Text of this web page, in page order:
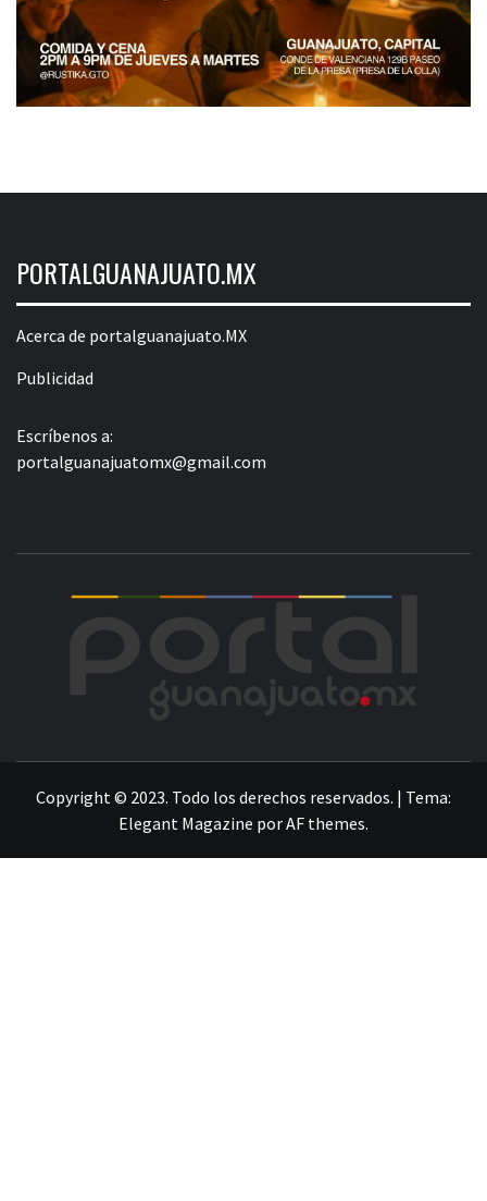
PORTALGUANAJUATO.MX
Acerca de portalguanajuato.MX
Publicidad
Escríbenos a:
portalguanajuatomx@gmail.com
Copyright © 2023. Todo los derechos reservados. | Tema:
Elegant Magazine porAF themes.